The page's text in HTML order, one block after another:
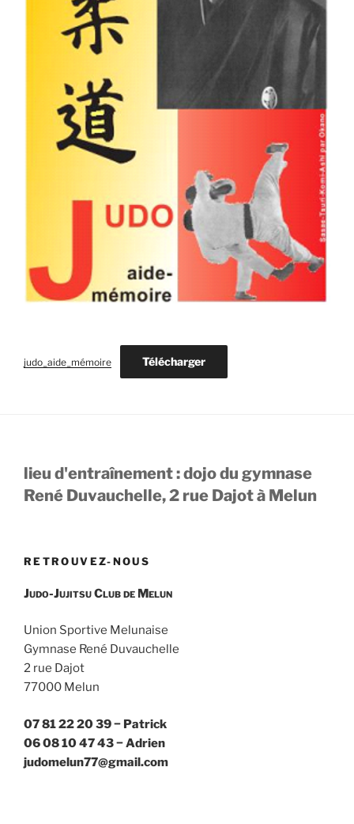
judo_aide_mémoire Télécharger
lieu d'entraînement : dojo du gymnase
René Duvauchelle, 2 rue Dajot à Melun
RETROUVEZ-NOUS
Judo-Jujitsu Club de Melun
Union Sportive Melunaise
Gymnase René Duvauchelle
2 rue Dajot
77000 Melun
07 81 22 20 39 − Patrick
06 08 10 47 43 − Adrien
judomelun77@gmail.com